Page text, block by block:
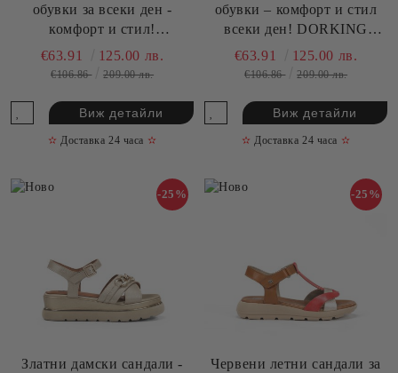
обувки за всеки ден -
комфорт и стил!
DORKING(SKU)9522.
€63.91 125.00 лв.
€106.86 209.00 лв.
Виж детайли
✫ Доставка 24 часа ✫
обувки – комфорт и стил
всеки ден! DORKING
(SKU)9521
€63.91 125.00 лв.
€106.86 209.00 лв.
Виж детайли
✫ Доставка 24 часа ✫
Златни дамски сандали -
-25%
Червени летни сандали за
-25%